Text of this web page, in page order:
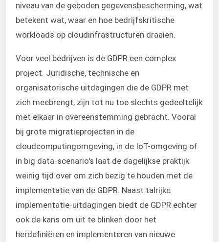
niveau van de geboden gegevensbescherming, wat
betekent wat, waar en hoe bedrijfskritische
workloads op cloudinfrastructuren draaien.
Voor veel bedrijven is de GDPR een complex
project. Juridische, technische en
organisatorische uitdagingen die de GDPR met
zich meebrengt, zijn tot nu toe slechts gedeeltelijk
met elkaar in overeenstemming gebracht. Vooral
bij grote migratieprojecten in de
cloudcomputingomgeving, in de IoT-omgeving of
in big data-scenario's laat de dagelijkse praktijk
weinig tijd over om zich bezig te houden met de
implementatie van de GDPR. Naast talrijke
implementatie-uitdagingen biedt de GDPR echter
ook de kans om uit te blinken door het
herdefiniëren en implementeren van nieuwe